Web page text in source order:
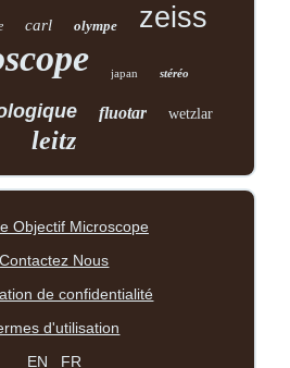
carl olympe zeiss
japan stéréo
fluotar wetzlar
leitz
Objectif Microscope
Contactez Nous
de confidentialité
d'utilisation
EN
FR